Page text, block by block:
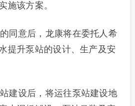
施该方案。
同意后，龙康将在委托人希
提升泵站的设计、生产及安
建设后，将运往泵站建设地